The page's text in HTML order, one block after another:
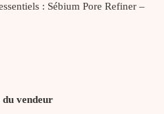
: Sébium Pore Refiner –
du vendeur